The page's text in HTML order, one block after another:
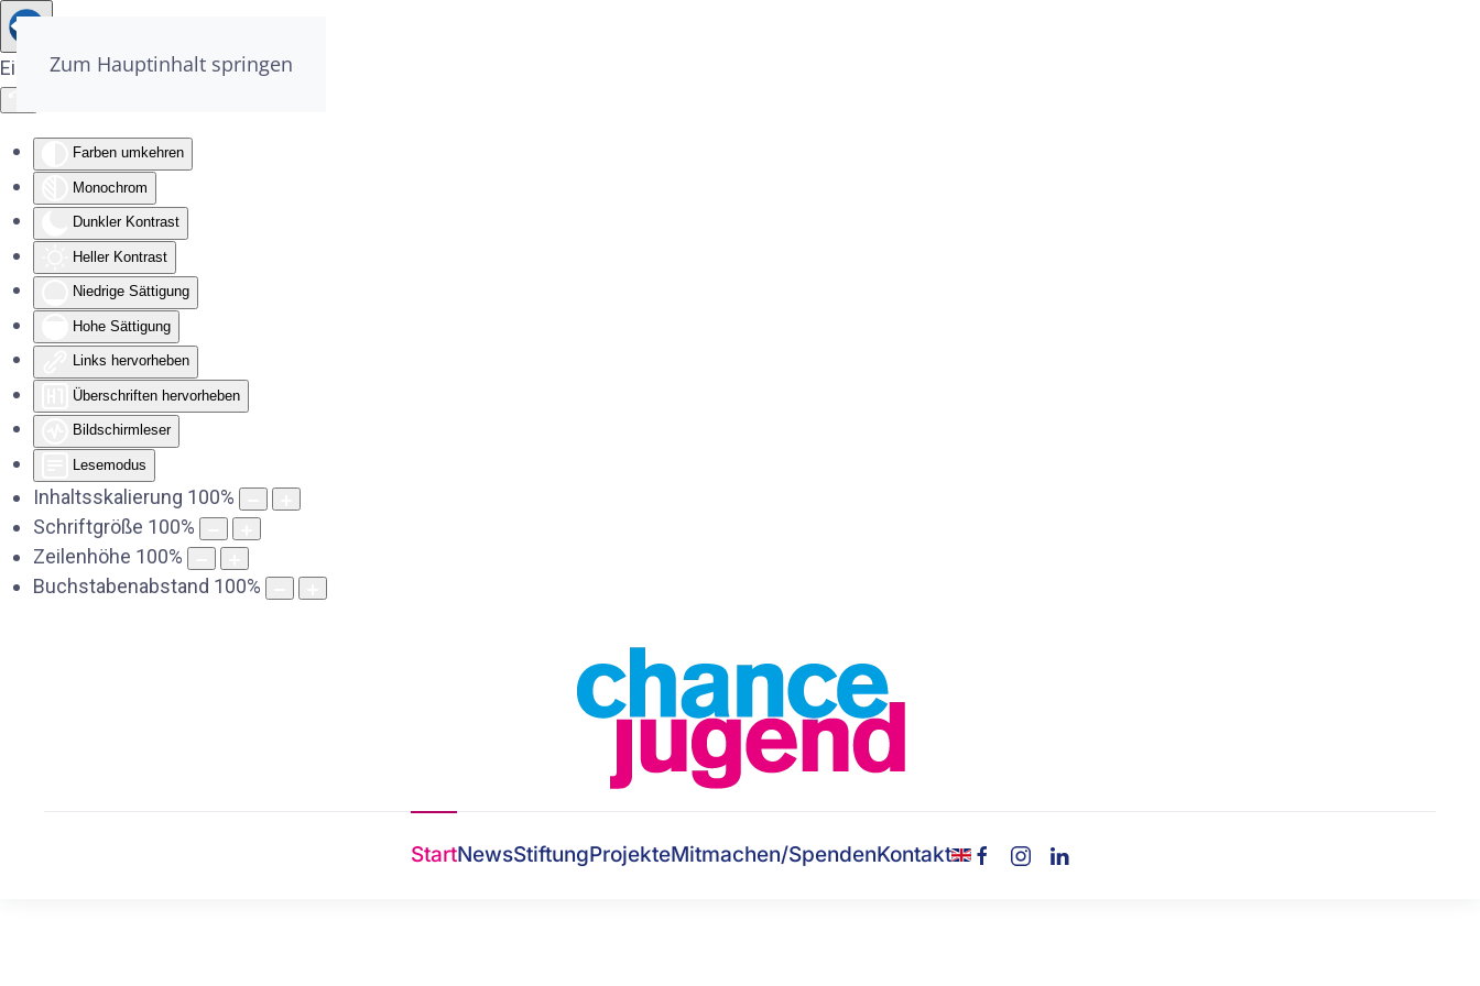
Eingabehilfen öffnen
Farben umkehren
Monochrom
Dunkler Kontrast
Heller Kontrast
Niedrige Sättigung
Hohe Sättigung
Links hervorheben
Überschriften hervorheben
Bildschirmleser
Lesemodus
Inhaltsskalierung 100%
Schriftgröße 100%
Zeilenhöhe 100%
Buchstabenabstand 100%
Zum Hauptinhalt springen
StartNewsStiftungProjekteMitmachen/SpendenKontakt